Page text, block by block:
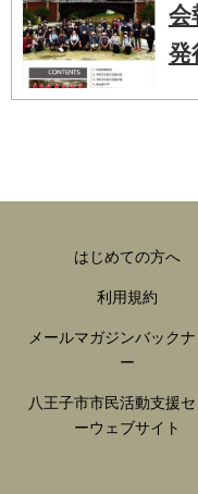
会
発
はじめての方へ
利用規約
メールマガジンバック
ー
八王子市市民活動支援セ
ーウェブサイト